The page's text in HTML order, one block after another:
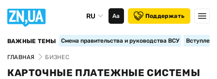
RU Аа Поддержать
ВАЖНЫЕ ТЕМЫ Смена правительства и руководства ВСУ
ГЛАВНАЯ БИЗНЕС
КАРТОЧНЫЕ ПЛАТЕЖНЫЕ СИСТЕМЫ